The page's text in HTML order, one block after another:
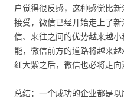
户觉得很反感，这种感觉比
接受，微信已经开始走上了
信、来往之间的优势越来越
能，微信前方的道路将越来
红大紫之后，微信也必将走向
总结：一个成功的企业都是